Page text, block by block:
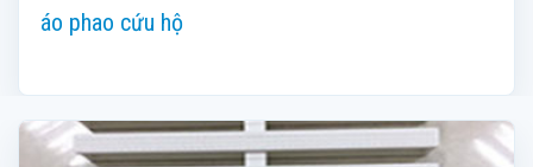
áo phao cứu hộ